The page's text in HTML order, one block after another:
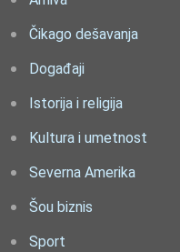
Čikago dešavanja
Događaji
Istorija i religija
Kultura i umetnost
Severna Amerika
Šou biznis
Sport